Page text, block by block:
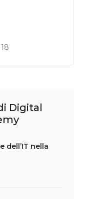
Digital
dell’IT nella